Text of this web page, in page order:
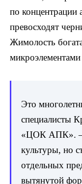
по концентрации
превосходят
Жимолость
Это
специалисты
«ЦОК АПК». –
культуры, но
отдельных
вытянутой